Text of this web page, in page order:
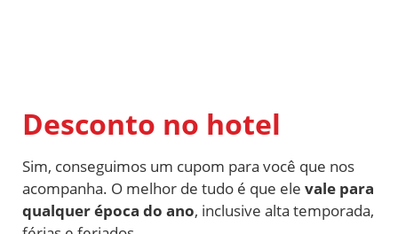
Desconto no hotel
Sim, conseguimos um cupom para você que nos
acompanha. O melhor de tudo é que ele vale para
qualquer época do ano, inclusive alta temporada,